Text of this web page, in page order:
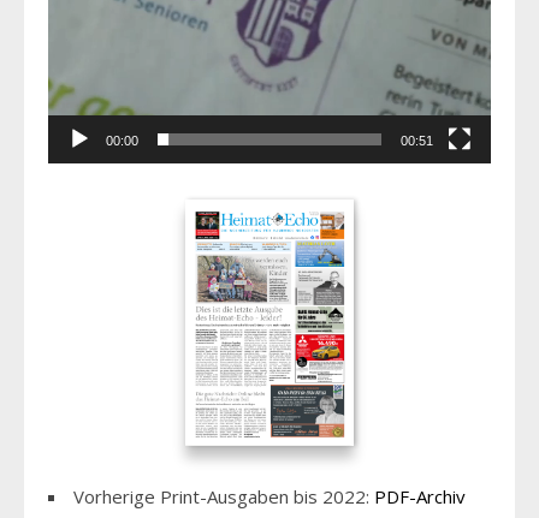
00:00 00:51
Vorherige Print-Ausgaben bis 2022: PDF-Archiv